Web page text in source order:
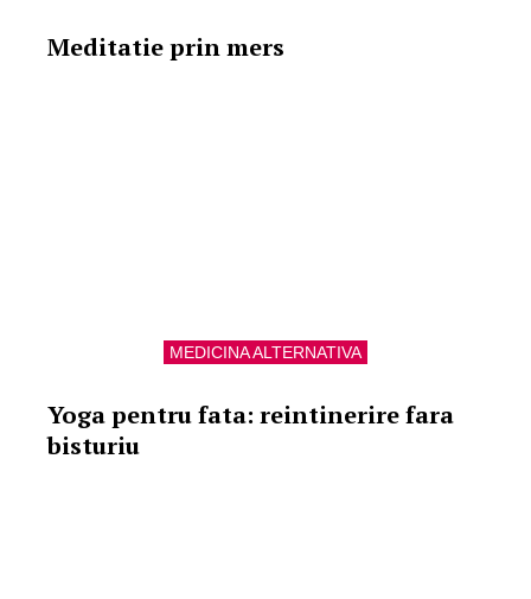
Meditatie prin mers
MEDICINA ALTERNATIVA
Yoga pentru fata: reintinerire fara
bisturiu